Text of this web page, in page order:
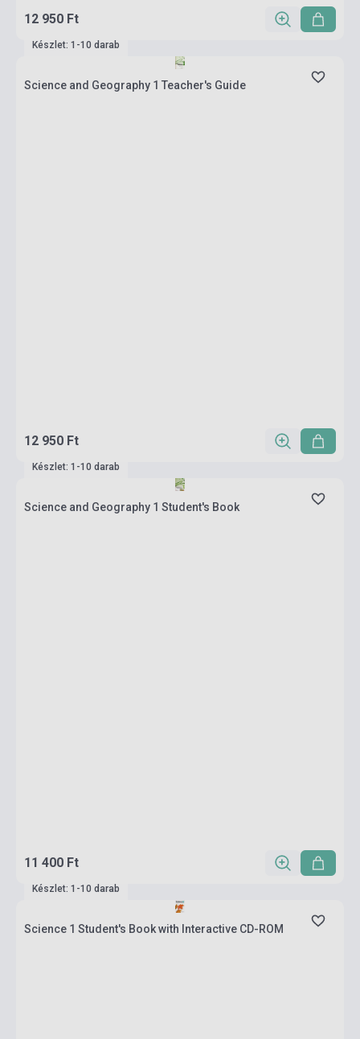
12 950 Ft
Készlet: 1-10 darab
Science and Geography 1 Teacher's Guide
12 950 Ft
Készlet: 1-10 darab
Science and Geography 1 Student's Book
11 400 Ft
Készlet: 1-10 darab
Science 1 Student's Book with Interactive CD-ROM